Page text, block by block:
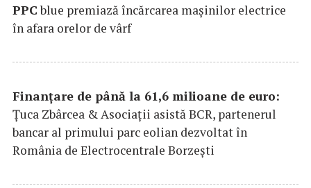
PPCblue premiază încărcarea maşinilor electrice
în afara orelor de vârf
Finanțare de până la 61,6 milioane de euro:
Țuca Zbârcea & Asociații asistă BCR, partenerul
bancar al primului parc eolian dezvoltat în
România de Electrocentrale Borzești